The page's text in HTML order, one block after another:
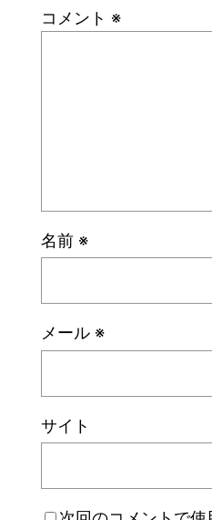
コメント ※
名前 ※
メール ※
サイト